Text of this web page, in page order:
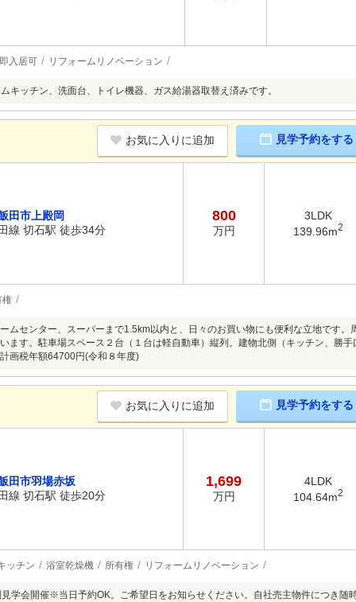
即入居可 リフォームリノベーション
キッチン、洗面台、トイレ機器、ガス給湯器取替え済みです。
お気に入りに追加 見学予約をする
田市上殿岡
線 切石駅 徒歩34分
800
万円
3LDK
139.96m2
権
ムセンター、スーパーまで1.5km以内と、日々のお買い物にも便利な立地です。
ます。駐車場スペース２台（１台は軽自動車）縦列。建物北側（キッチン、勝
画税年額64700円(令和８年度)
お気に入りに追加 見学予約をする
田市羽場赤坂
線 切石駅 徒歩20分
1,699
万円
4LDK
104.64m2
ッチン 浴室乾燥機 所有権 リフォームリノベーション
学会開催※当日予約OK。ご希望日をお知らせください。自社売主物件につき随